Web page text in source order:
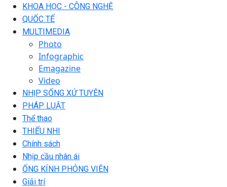
KHOA HỌC - CÔNG NGHỆ
QUỐC TẾ
MULTIMEDIA
Photo
Infographic
Emagazine
Video
NHỊP SỐNG XỨ TUYÊN
PHÁP LUẬT
Thể thao
THIẾU NHI
Chính sách
Nhịp cầu nhân ái
ỐNG KÍNH PHÓNG VIÊN
Giải trí